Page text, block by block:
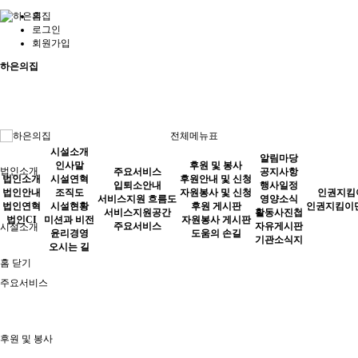
홈
로그인
회원가입
하은의집
법인소개
시설소개
주요서비스
후원 및 봉사
전체메뉴표
법인소개
법인안내
법인연혁
법인CI
시설소개
인사말
시설연혁
조직도
시설현황
미션과 비전
윤리경영
오시는 길
주요서비스
입퇴소안내
서비스지원 흐름도
서비스지원공간
주요서비스
후원 및 봉사
후원안내 및 신청
자원봉사 및 신청
후원 게시판
자원봉사 게시판
도움의 손길
알림마당
공지사항
행사일정
영양소식
활동사진첩
자유게시판
기관소식지
인권지킴
인권지킴이
홈 닫기